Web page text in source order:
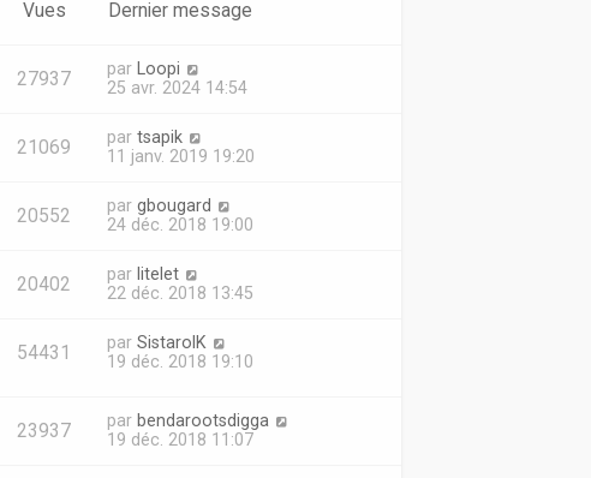
Vues Dernier message
27937 par
Loopi
25 avr. 2024 14:54
21069 par tsapik
11 janv. 2019 19:20
20552 par gbougard
24 déc. 2018 19:00
20402 par litelet
22 déc. 2018 13:45
54431 par SistarolK
19 déc. 2018 19:10
23937 par bendarootsdigga
19 déc. 2018 11:07